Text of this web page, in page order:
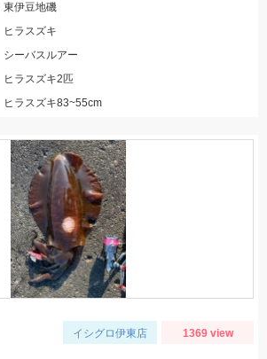
東伊豆地磯
ヒラスズキ
シーバスルアー
ヒラスズキ2匹
ヒラスズキ83~55cm
イシグロ伊東店 1369 view